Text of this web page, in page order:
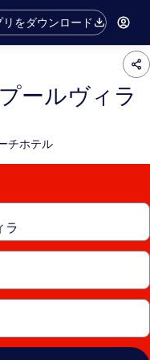
リをダウンロード
ールヴィラ
チホテル